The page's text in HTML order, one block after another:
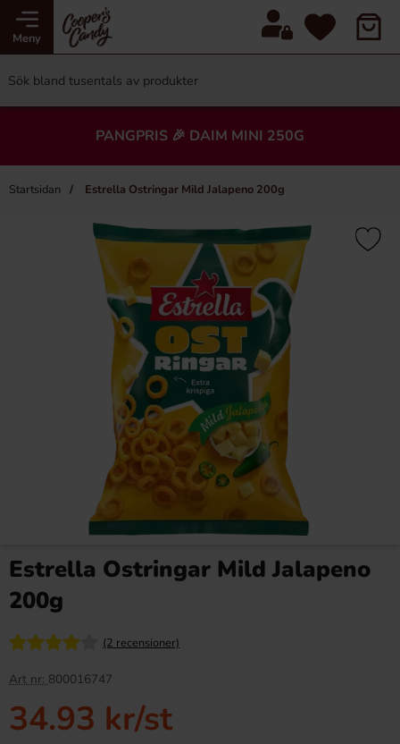
Meny
PANGPRIS 🎉 DAIM MINI 250G
Startsidan Estrella Ostringar Mild Jalapeno 200g
Estrella Ostringar Mild Jalapeno
200g
(2 recensioner)
Art nr: 800016747
34.93 kr/st